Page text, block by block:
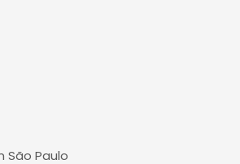
São Paulo